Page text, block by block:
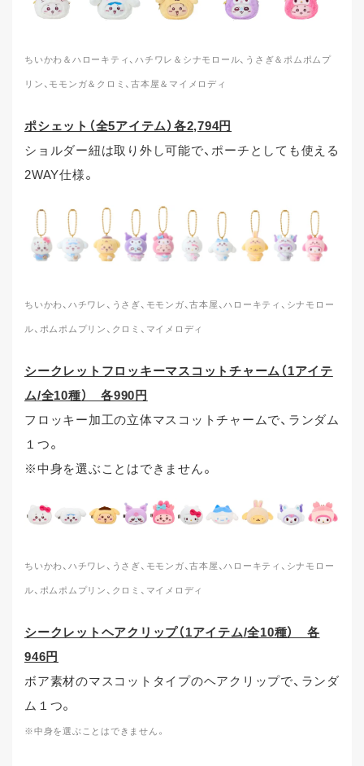
ちいかわ＆ハローキティ、ハチワレ＆シナモロール、うさぎ＆ポムポムプ
リン、モモンガ＆クロミ、古本屋＆マイメロディ
ポシェット（全5アイテム）各2,794円
ショルダー紐は取り外し可能で、ポーチとしても使える
2WAY仕様。
ちいかわ、ハチワレ、うさぎ、モモンガ、古本屋、ハローキティ、シナモロー
ル、ポムポムプリン、クロミ、マイメロディ
シークレットフロッキーマスコットチャーム（1アイテ
ム/全10種） 各990円
フロッキー加工の立体マスコットチャームで、ランダム
１つ。
※中身を選ぶことはできません。
ちいかわ、ハチワレ、うさぎ、モモンガ、古本屋、ハローキティ、シナモロー
ル、ポムポムプリン、クロミ、マイメロディ
シークレットヘアクリップ（1アイテム/全10種） 各
946円
ボア素材のマスコットタイプのヘアクリップで、ランダ
ム１つ。
※中身を選ぶことはできません。